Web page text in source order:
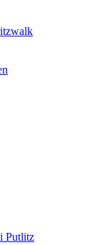
Putlitz